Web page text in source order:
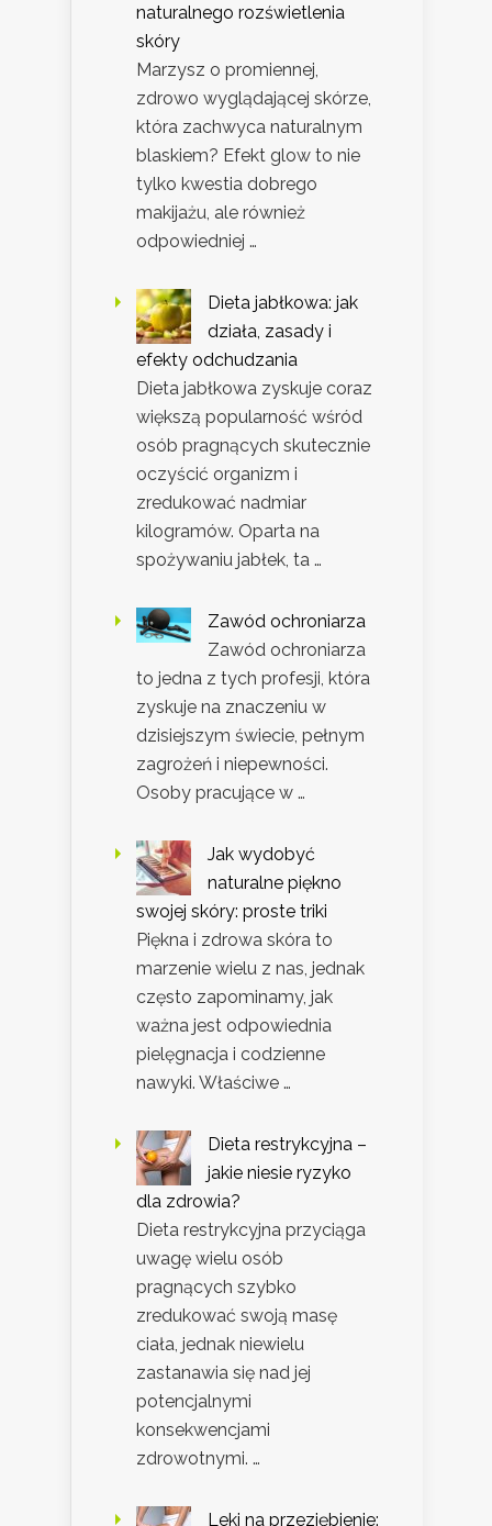
naturalnego rozświetlenia
skóry
Marzysz o promiennej,
zdrowo wyglądającej skórze,
która zachwyca naturalnym
blaskiem? Efekt glow to nie
tylko kwestia dobrego
makijażu, ale również
odpowiedniej …
Dieta jabłkowa: jak
działa, zasady i
efekty odchudzania
Dieta jabłkowa zyskuje coraz
większą popularność wśród
osób pragnących skutecznie
oczyścić organizm i
zredukować nadmiar
kilogramów. Oparta na
spożywaniu jabłek, ta …
Zawód ochroniarza
Zawód ochroniarza
to jedna z tych profesji, która
zyskuje na znaczeniu w
dzisiejszym świecie, pełnym
zagrożeń i niepewności.
Osoby pracujące w …
Jak wydobyć
naturalne piękno
swojej skóry: proste triki
Piękna i zdrowa skóra to
marzenie wielu z nas, jednak
często zapominamy, jak
ważna jest odpowiednia
pielęgnacja i codzienne
nawyki. Właściwe …
Dieta restrykcyjna –
jakie niesie ryzyko
dla zdrowia?
Dieta restrykcyjna przyciąga
uwagę wielu osób
pragnących szybko
zredukować swoją masę
ciała, jednak niewielu
zastanawia się nad jej
potencjalnymi
konsekwencjami
zdrowotnymi. …
Leki na przeziębienie: